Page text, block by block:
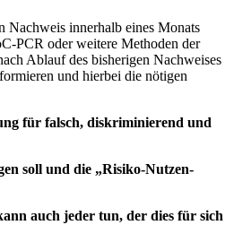
Nachweis innerhalb eines Monats
PCR oder weitere Methoden der
Ablauf des bisherigen Nachweises
und hierbei die nötigen
für falsch, diskriminierend und
soll und die „Risiko-Nutzen-
auch jeder tun, der dies für sich